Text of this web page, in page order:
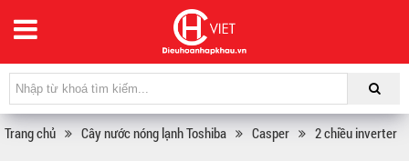
Trang chủ Cây nước nóng lạnh Toshiba Casper 2 chiều inverter